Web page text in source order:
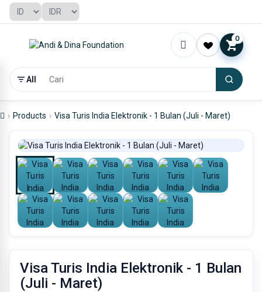
All
0
Products Visa Turis India Elektronik - 1 Bulan (Juli - Maret)
Visa Turis India Elektronik - 1 Bulan
(Juli - Maret)